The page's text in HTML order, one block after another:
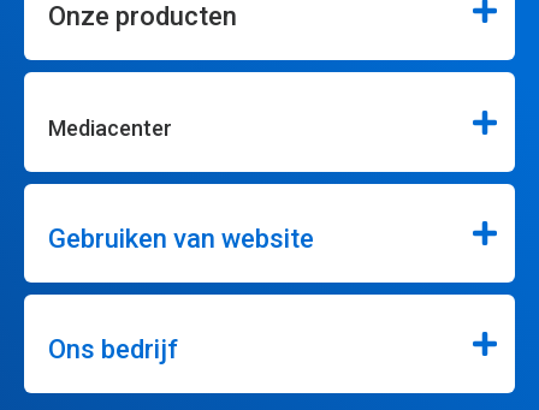
Onze producten
Mediacenter
Gebruiken van website
Ons bedrijf